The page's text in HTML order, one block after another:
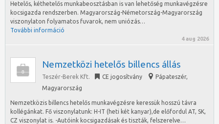
Hetelős, kéthetelős munkabeosztásban is van lehetőség munkavégzésre
kocsigazda rendszerben. Magyarország-Németország-Magyarország
viszonylaton folyamatos fuvarok, nem uniózás…
További információ
4 aug 2026
Nemzetközi hetelős billencs állás
Teszér-Berek Kft. CE jogosítvány Pápateszér,
Magyarország
Nemzetközis billencs hetelős munkavégzésre keressük hosszú távra
kollégánkat. Fő viszonylatunk: H-IT (heti két kanyar),de előfordul AT, SK,
CZ viszonylat is. -Autóink kocsigazdásak és tiszták, felszerelve…